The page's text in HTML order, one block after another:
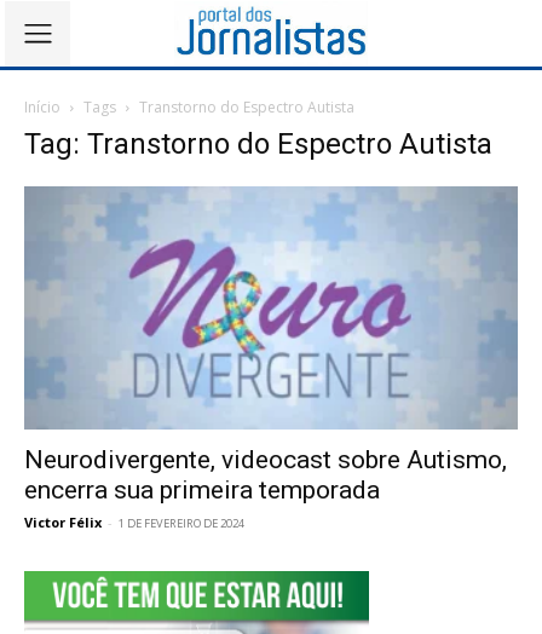
Início Tags Transtorno do Espectro Autista
Tag: Transtorno do Espectro Autista
Neurodivergente, videocast sobre Autismo,
encerra sua primeira temporada
Victor Félix - 1 DE FEVEREIRO DE 2024